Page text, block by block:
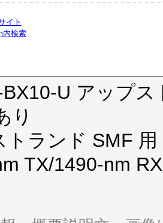
イト
内検索
U アップ
り
トランド SMF
TX/1490-nm